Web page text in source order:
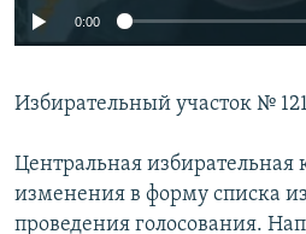
0:00
Избирательный участок №
Центральная избирательная
изменения в форму списка
проведения голосования.